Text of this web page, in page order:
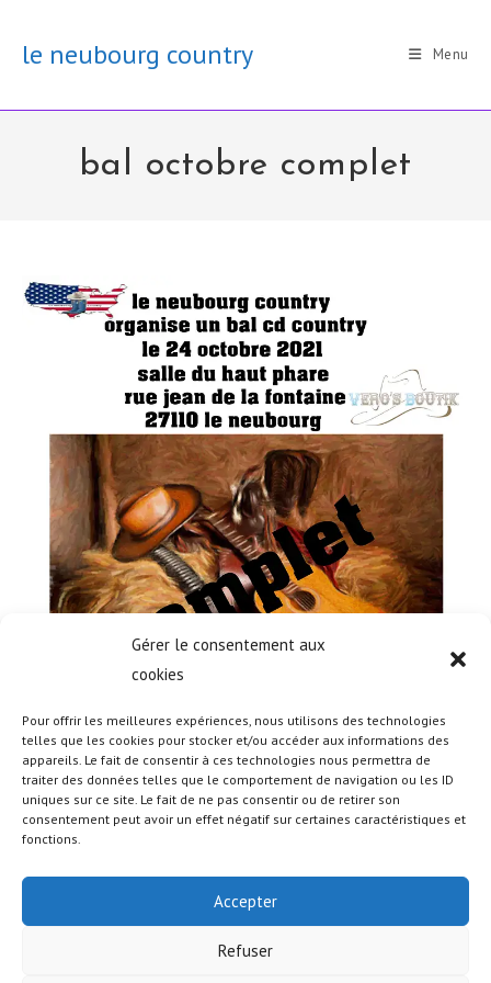
Gérer le consentement aux
cookies
Pour offrir les meilleures expériences, nous utilisons des technologies
telles que les cookies pour stocker et/ou accéder aux informations des
appareils. Le fait de consentir à ces technologies nous permettra de
traiter des données telles que le comportement de navigation ou les ID
uniques sur ce site. Le fait de ne pas consentir ou de retirer son
consentement peut avoir un effet négatif sur certaines caractéristiques et
fonctions.
Accepter
Refuser
contentle neubourg country Menu
bal octobre complet